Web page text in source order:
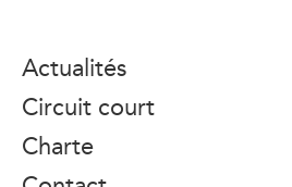
Actualités
Circuit court
Charte